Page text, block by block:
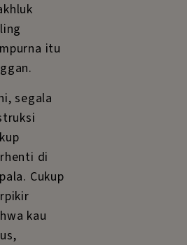
itu
segala
di
Cukup
kau